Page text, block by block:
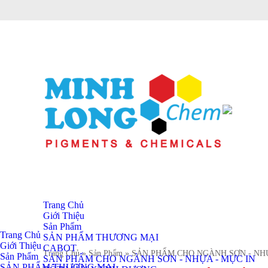
Trang Chủ
Giới Thiệu
Sản Phẩm
SẢN PHẨM THƯƠNG MẠI
CABOT
SẢN PHẨM CHO NGÀNH SƠN - NHỰA - MỰC IN
Trang Chủ
Giới Thiệu
Sản Phẩm Trang Chủ » Sản Phẩm » SẢN PHẨM CHO NGÀNH SƠN -